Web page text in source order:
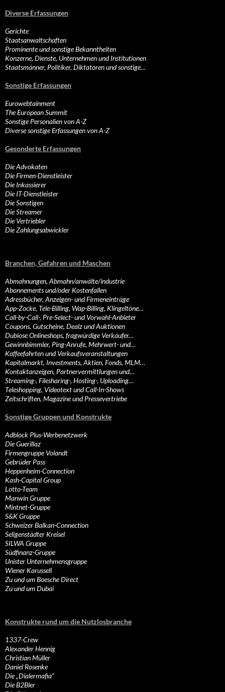
Diverse Erfassungen
Gerichte
Staatsanwaltschaften
Prominente und sonstige Bekanntheiten
Konzerne, Dienste, Unternehmen und Institutionen
Staatsmänner, Politiker, Diktatoren und sonstige…
Sonstige Erfassungen
Eurowebtainment
The European Summit
Sonstige Personalien von A-Z
Diverse sonstige Erfassungen von A-Z
Gesonderte Erfassungen
Die Advokaten
Die Firmen-Dienstleister
Die Inkassierer
Die IT-Dienstleister
Die Sonstigen
Die Streamer
Die Vertriebler
Die Zahlungsabwickler
Branchen, Gefahren und Maschen
Abmahnungen, Abmahn/anwälte/industrie
Abonnements und/oder Kostenfallen
Adressbücher, Anzeigen- und Firmeneinträge
App-Zocke, Tele-Billing, Wap-Billing, Klingeltöne…
Call-by-Call-, Pre-Select- und Vorwahl-Anbieter
Coupons, Gutscheine, Dealz und Auktionen
Dubiose Onlineshops, fragwürdige Verkäufer…
Gewinnbimmler, Ping-Anrufe, Mehrwert- und…
Kaffeefahrten und Verkaufsveranstaltungen
Kapitalmarkt, Investments, Aktien, Fonds, MLM…
Kontaktanzeigen, Partnervermittlungen und…
Streaming-, Filesharing-, Hosting-, Uploading…
Teleshopping, Videotext und Call-In-Shows
Zeitschriften, Magazine und Pressevertriebe
Sonstige Gruppen und Konstrukte
Adblock Plus-Werbenetzwerk
Die Guerillaz
Firmengruppe Volandt
Gebrüder Pass
Heppenheim-Connection
Kash-Capital Group
Lotto-Team
Manwin Gruppe
Mintnet-Gruppe
S&K Gruppe
Schweizer Balkan-Connection
Seligenstädter Kreisel
SILWA Gruppe
Südfinanz-Gruppe
Unister Unternehmensgruppe
Wiener Karussell
Zu und um Boesche Direct
Zu und um Dubai
Konstrukte rund um die Nutzlosbranche
1337-Crew
Alexander Hennig
Christian Müller
Daniel Rosenke
Die „Dialermafia“
Die B2Bler